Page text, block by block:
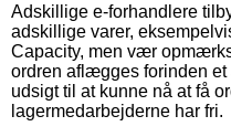
Adskillige e-forhandlere
adskillige varer,
Capacity, men vær
ordren aflægges forinden et
udsigt til at kunne nå at få
lagermedarbejderne har fri.